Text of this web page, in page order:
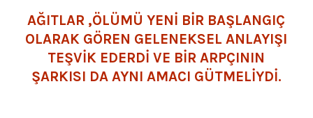
AĞITLAR ,ÖLÜMÜ YENİ BİR BAŞLANGIÇ
OLARAK GÖREN GELENEKSEL ANLAYIŞI
TEŞVİK EDERDİ VE BİR ARPÇININ
ŞARKISI DA AYNI AMACI GÜTMELİYDİ.